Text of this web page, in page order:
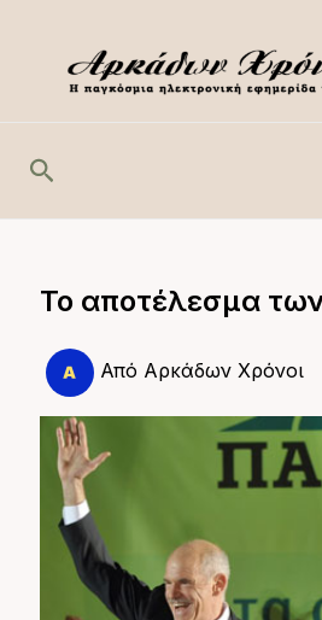
περιεχόμενο
Αναζήτηση
Το αποτέλεσμα
Από Αρκάδων Χρόνοι